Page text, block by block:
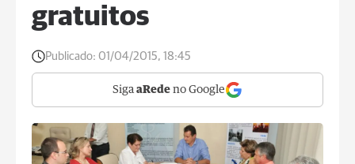
gratuitos
Publicado: 01/04/2015, 18:45
Siga aRede no Google